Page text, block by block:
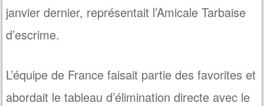
janvier dernier, représentait l’Amicale Tarbaise
d’escrime.
L’équipe de France faisait partie des favorites et
abordait le tableau d’élimination directe avec le